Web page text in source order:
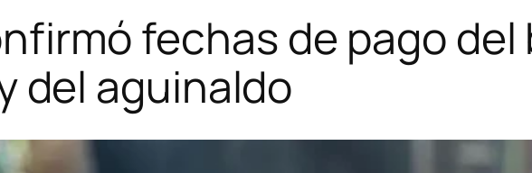
fechas de pago del
del aguinaldo